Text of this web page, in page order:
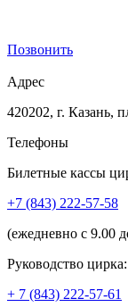
Позвонить
Адрес
420202, г. Казань,
Телефоны
Билетные кассы
+7 (843) 222-57-58
(ежедневно с 9.00
Руководство цирка:
+ 7 (843) 222-57-61